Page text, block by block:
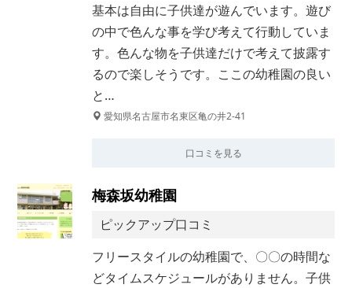
基本は自由に子供達が遊んでいます。遊び
の中で色んな事を学び考えて行動していま
す。色んな物を子供達だけで考えて披露す
るので楽しそうです。ここの幼稚園の良い
と…
愛知県名古屋市名東区亀の井2-41
口コミを見る
梅森坂幼稚園
ピックアップ口コミ
フリースタイルの幼稚園で、〇〇の時間な
どタイムスケジュールがありません。子供